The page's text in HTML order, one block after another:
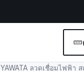
YAWATA ลวดเชื่อมไฟฟ้า